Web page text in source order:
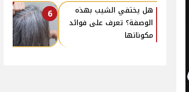
6
هل يختفي الشيب بهذه
الوصفة؟ تعرف على فوائد
مكوناتها